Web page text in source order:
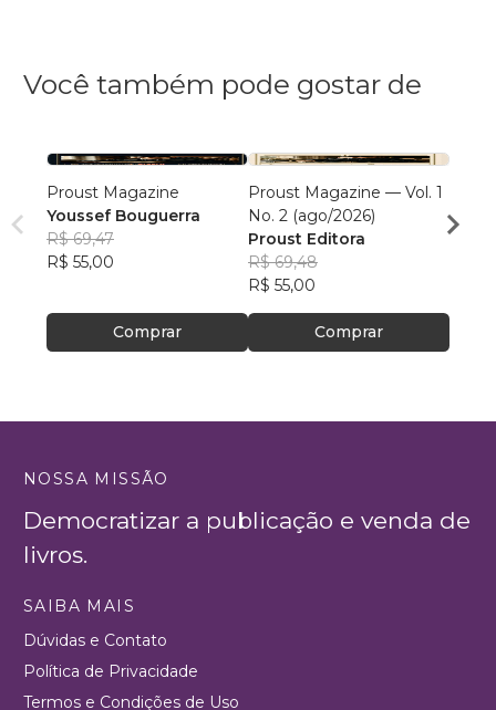
Você também pode gostar de
Proust Magazine
Youssef Bouguerra
R$ 69,47
R$ 55,00
Comprar
Proust Magazine — Vol. 1
No. 2 (ago/2026)
Proust Editora
R$ 69,48
R$ 55,00
Comprar
NOSSA MISSÃO
Democratizar a publicação e venda de
livros.
SAIBA MAIS
Dúvidas e Contato
Política de Privacidade
Termos e Condições de Uso